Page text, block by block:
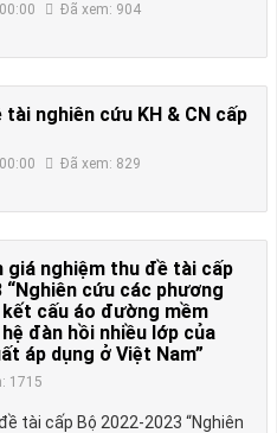
Đã xem: 904
tài nghiên cứu KH & CN cấp
Đã xem: 829
giá nghiệm thu đề tài cấp
“Nghiên cứu các phương
cấu áo đường mềm
đàn hồi nhiều lớp của
áp dụng ở Việt Nam”
1715
tài cấp Bộ 2022-2023 “Nghiên